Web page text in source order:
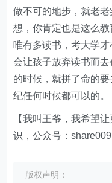
做不可的地步，就老
想，你肯定也是这么教
唯有多读书，考大学
会让孩子放弃读书而
的时候，就拼了命的
纪任何时候都可以的。
【我叫王爷，我希望
识，公众号：share009
版权声明：